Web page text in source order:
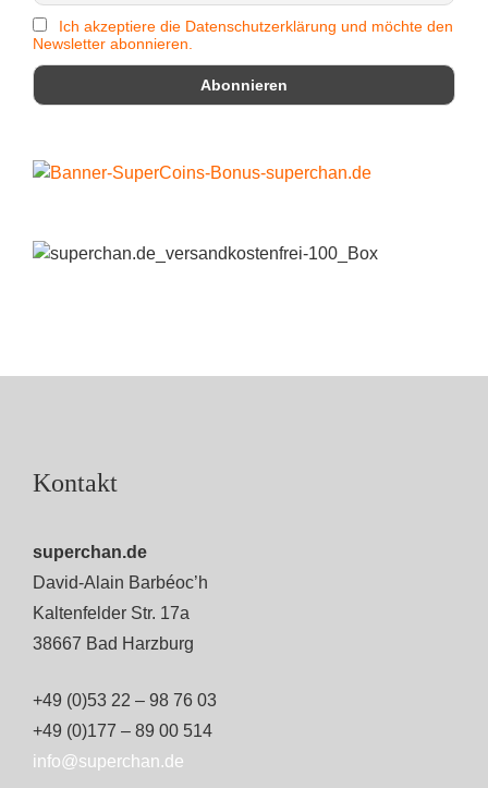
Ich akzeptiere die Datenschutzerklärung und möchte den
Newsletter abonnieren.
Kontakt
superchan.de
David-Alain Barbéoc’h
Kaltenfelder Str. 17a
38667 Bad Harzburg
+49 (0)53 22 – 98 76 03
+49 (0)177 – 89 00 514
info@superchan.de